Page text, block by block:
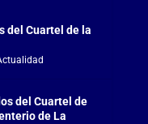
del Cuartel de la
del Cuartel de
de La